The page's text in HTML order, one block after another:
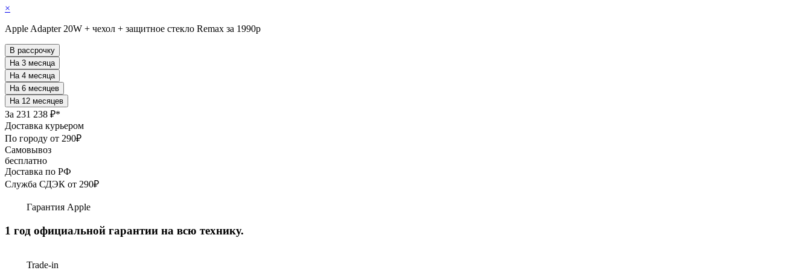
×
Apple Adapter 20W + чехол + защитное стекло Remax за 1990р
В рассрочку
За 231 238 ₽*
Доставка курьером
По городу от 290₽
Самовывоз
бесплатно
Доставка по РФ
Служба СДЭК от 290₽
Гарантия Apple
1 год официальной гарантии на всю технику.
Trade-in